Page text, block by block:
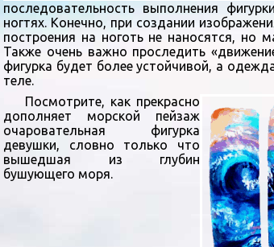
последовательность выполнения
ногтях. Конечно, при создании
построения на ноготь не наносятся, но
Также очень важно проследить
фигурка будет более устойчивой, а
теле.
Посмотрите, как прекрасно
дополняет морской пейзаж
очаровательная фигурка
девушки, словно только что
вышедшая из глубин
бушующего моря.